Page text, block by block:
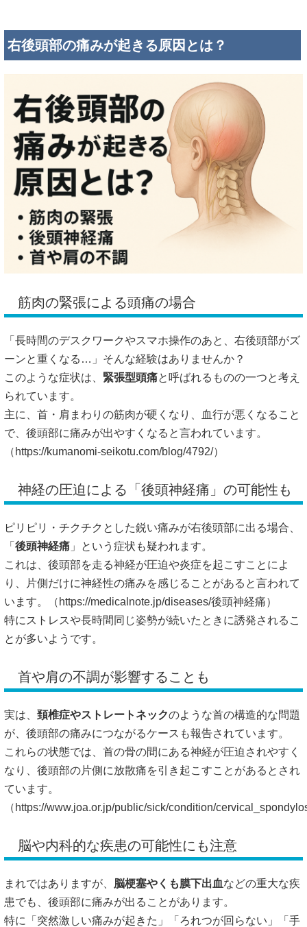
右後頭部の痛みが起きる原因とは？
筋肉の緊張による頭痛の場合
「長時間のデスクワークやスマホ操作のあと、右後頭部がズ
ーンと重くなる…」そんな経験はありませんか？
このような症状は、 緊張型頭痛と呼ばれるものの一つと考え
られています。
主に、首・肩まわりの筋肉が硬くなり、血行が悪くなること
で、後頭部に痛みが出やすくなると言われています。
（ https://kumanomi-seikotu.com/blog/4792/）
神経の圧迫による「後頭神経痛」の可能性も
ピリピリ・チクチクとした鋭い痛みが右後頭部に出る場合、
「 後頭神経痛 」という症状も疑われます。
これは、後頭部を走る神経が圧迫や炎症を起こすことによ
り、片側だけに神経性の痛みを感じることがあると言われて
います。（ https://medicalnote.jp/diseases/後頭神経痛）
特にストレスや長時間同じ姿勢が続いたときに誘発されるこ
とが多いようです。
首や肩の不調が影響することも
実は、 頚椎症やストレートネックのような首の構造的な問題
が、後頭部の痛みにつながるケースも報告されています。
これらの状態では、首の骨の間にある神経が圧迫されやすく
なり、後頭部の片側に放散痛を引き起こすことがあるとされ
ています。
（ https://www.joa.or.jp/public/sick/condition/
脳や内科的な疾患の可能性にも注意
まれではありますが、 脳梗塞やくも膜下出血などの重大な疾
患でも、後頭部に痛みが出ることがあります。
特に「突然激しい痛みが起きた」「ろれつが回らない」「手